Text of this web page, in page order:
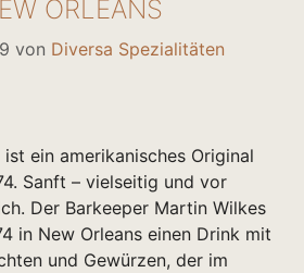
ORLEANS
von Diversa Spezialitäten
ein amerikanisches Original
Sanft – vielseitig und vor
Der Barkeeper Martin Wilkes
in New Orleans einen Drink mit
und Gewürzen, der im